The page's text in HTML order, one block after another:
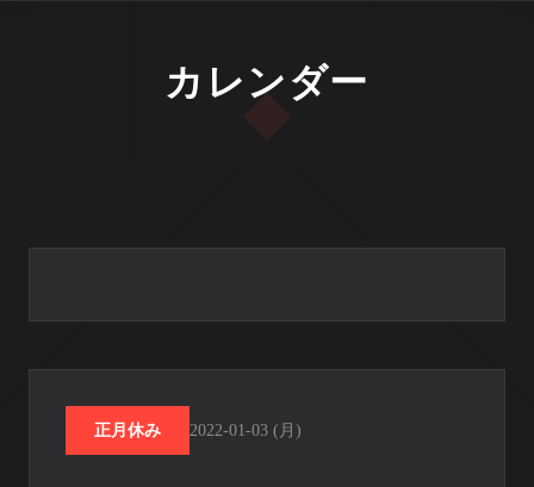
カレンダー
正月休み 2022-01-03 (月)